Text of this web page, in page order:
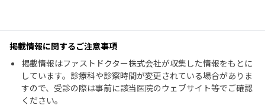
掲載情報に関するご注意事項
掲載情報はファストドクター株式会社が収集した情報をもとに
しています。診療科や診察時間が変更されている場合がありま
すので、受診の際は事前に該当医院のウェブサイト等でご確認
ください。